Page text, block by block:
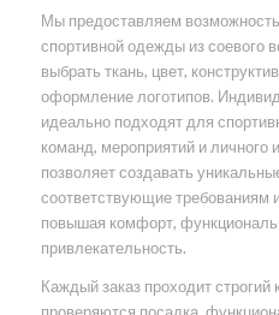
Мы предоставляем
спортивной одежды из соевого
выбрать ткань, цвет,
оформление логотипов.
идеально подходят для
команд, мероприятий и личного
позволяет создавать
соответствующие требованиям
повышая комфорт,
привлекательность.
Каждый заказ проходит строгий